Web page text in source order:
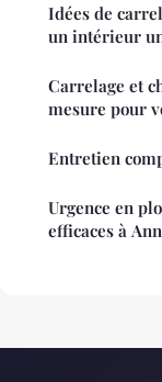
Idées de
un intérieur
Carrelage et
mesure pour
Entretien
Urgence en
efficaces à